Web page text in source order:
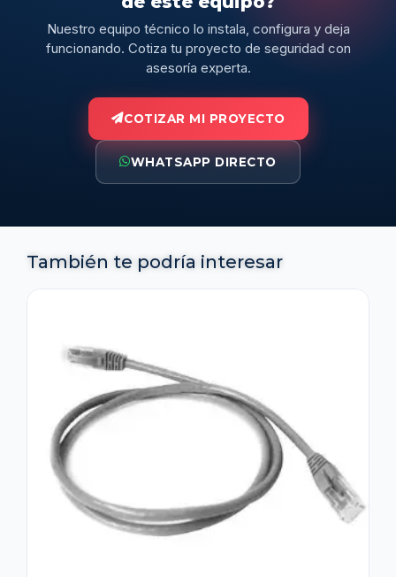
Nuestro equipo técnico lo instala, configura y deja
funcionando. Cotiza tu proyecto de seguridad con
asesoría experta.
COTIZAR MI PROYECTO
WHATSAPP DIRECTO
También te podría interesar